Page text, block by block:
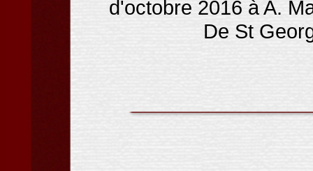
d'octobre 2016 à A.
De St